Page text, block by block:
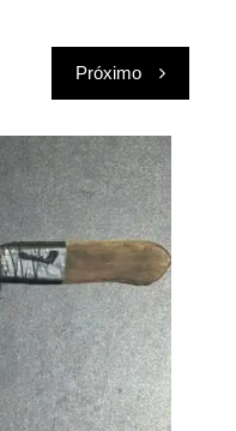
Próximo